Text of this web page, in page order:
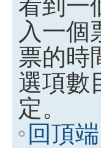
看到一
入一個
票的時
選項數
定。
回頂端